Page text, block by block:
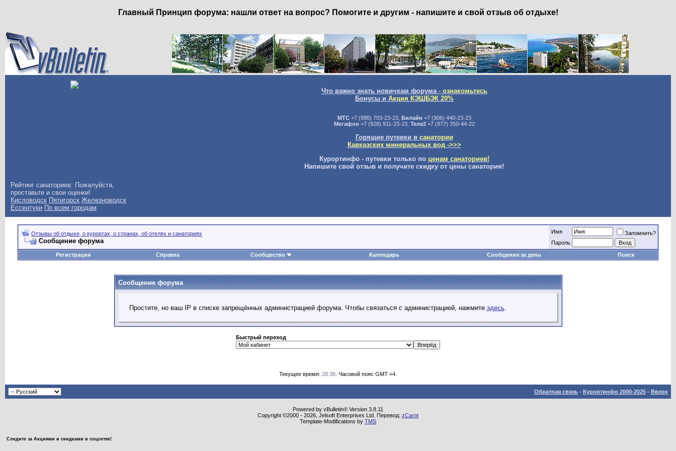
Главный Принцип форума: нашли ответ на вопрос? Помогите и другим - напишите и свой отзыв об отдыхе!
Что важно знать новичкам форума - ознакомьтесь
Бонусы и Акция КЭШБЭК 20%
МТС+7 (988) 703-23-23, Билайн +7 (906) 440-23-23
Мегафон +7 (928) 911-23-23, Теле2+7 (977) 350-44-22
Горящие путевки в санатории
Кавказских минеральных вод ->>>
Курортинфо - путевки только по ценам санаториев!
Напишите свой отзыв и получите скидку от цены санатория!
Рейтинг санаториев: Пожалуйста,
проставьте и свои оценки!
Кисловодск Пятигорск Железноводск
Ессентуки По всем городам
Отзывы об отдыхе, о курортах, о странах, об отелях и санаториях
Сообщение форума
Имя
Запомнить?
Пароль
Регистрация
Справка Сообщество Календарь Сообщения за день Поиск
Сообщение форума
Простите, но ваш IP в списке запрещённых администрацией форума. Чтобы связаться с администрацией, нажмите здесь.
Быстрый переход
Текущее время: 20:36 . Часовой пояс GMT +4.
Обратная связь - Курортинфо 2000-2025 - Вверх
Powered by vBulletin® Version 3.8.11
Copyright ©2000 - 2026, Jelsoft Enterprises Ltd. Перевод: zCarot
Template-Modifications by TMS
Следите за Акциями и скидками в соцсетях!